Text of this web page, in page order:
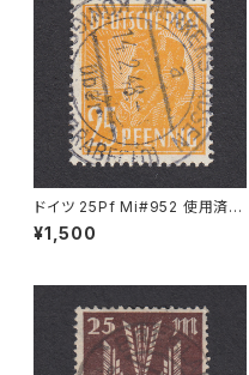
ドイツ 25Pf Mi#952 使用済み
切手｜MERKERSHAUSEN 14.
2.1948
¥1,500